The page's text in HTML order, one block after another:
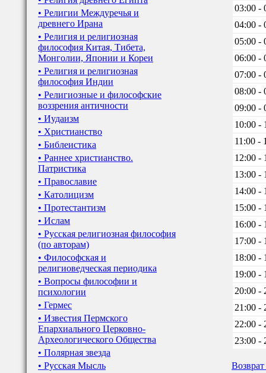
• Религии Междуречья и
древнего Ирана
• Религия и религиозная
философия Китая, Тибета,
Монголии, Японии и Кореи
• Религия и религиозная
философия Индии
• Религиозные и философские
воззрения античности
• Иудаизм
• Христианство
• Библеистика
• Раннее христианство.
Патристика
• Православие
• Католицизм
• Протестантизм
• Ислам
• Русская религиозная философия
(по авторам)
• Философская и
религиоведческая периодика
• Вопросы философии и
психологии
• Гермес
• Известия Пермского
Епархиального Церковно-
Археологического Общества
• Полярная звезда
• Русская Мысль
03:00 -
04:00 -
05:00 -
06:00 -
07:00 -
08:00 -
09:00 -
10:00 -
11:00 -
12:00 -
13:00 -
14:00 -
15:00 -
16:00 -
17:00 -
18:00 -
19:00 -
20:00 -
21:00 -
22:00 -
23:00 -
Возврат